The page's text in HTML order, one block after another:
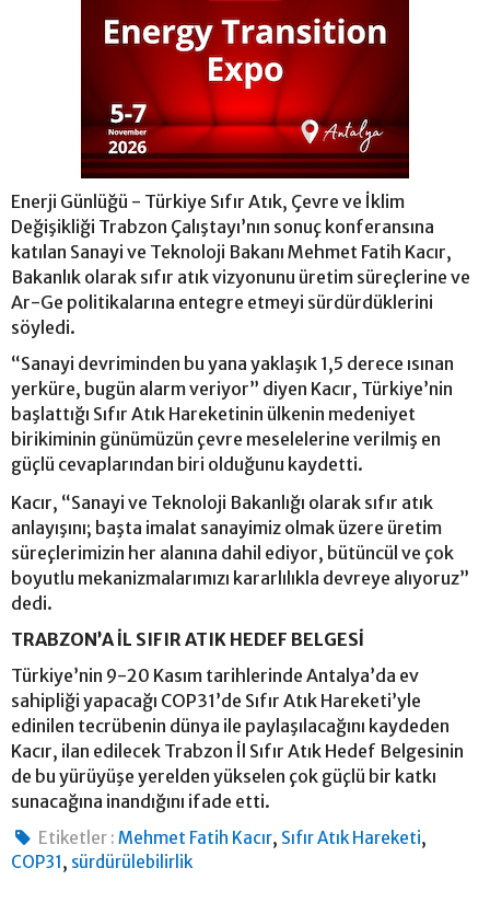
Enerji Günlüğü - Türkiye Sıfır Atık, Çevre ve İklim
Değişikliği Trabzon Çalıştayı’nın sonuç konferansına
katılan Sanayi ve Teknoloji Bakanı Mehmet Fatih Kacır,
Bakanlık olarak sıfır atık vizyonunu üretim süreçlerine ve
Ar-Ge politikalarına entegre etmeyi sürdürdüklerini
söyledi.
“Sanayi devriminden bu yana yaklaşık 1,5 derece ısınan
yerküre, bugün alarm veriyor” diyen Kacır, Türkiye’nin
başlattığı Sıfır Atık Hareketinin ülkenin medeniyet
birikiminin günümüzün çevre meselelerine verilmiş en
güçlü cevaplarından biri olduğunu kaydetti.
Kacır, “Sanayi ve Teknoloji Bakanlığı olarak sıfır atık
anlayışını; başta imalat sanayimiz olmak üzere üretim
süreçlerimizin her alanına dahil ediyor, bütüncül ve çok
boyutlu mekanizmalarımızı kararlılıkla devreye alıyoruz”
dedi.
TRABZON’A İL SIFIR ATIK HEDEF BELGESİ
Türkiye’nin 9-20 Kasım tarihlerinde Antalya’da ev
sahipliği yapacağı COP31’de Sıfır Atık Hareketi’yle
edinilen tecrübenin dünya ile paylaşılacağını kaydeden
Kacır, ilan edilecek Trabzon İl Sıfır Atık Hedef Belgesinin
de bu yürüyüşe yerelden yükselen çok güçlü bir katkı
sunacağına inandığını ifade etti.
Etiketler : Mehmet Fatih Kacır, Sıfır Atık Hareketi,
COP31, sürdürülebilirlik